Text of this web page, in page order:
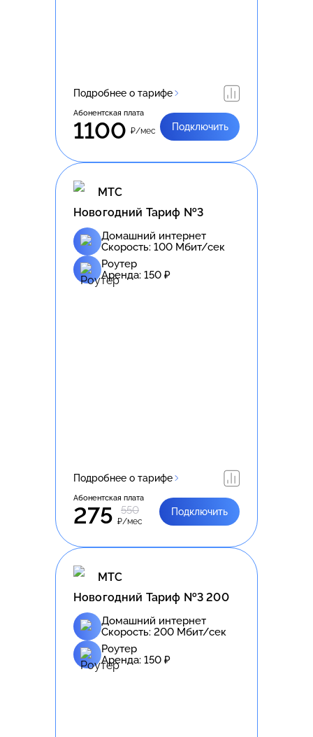
Подробнее о тарифе
Абонентская плата
1100 ₽/мес Подключить
МТС
Новогодний Тариф №3
Домашний интернет
Скорость: 100 Мбит/сек
Роутер
Аренда: 150 ₽
Подробнее о тарифе
Абонентская плата
275 550
₽/мес
Подключить
МТС
Новогодний Тариф №3 200
Домашний интернет
Скорость: 200 Мбит/сек
Роутер
Аренда: 150 ₽